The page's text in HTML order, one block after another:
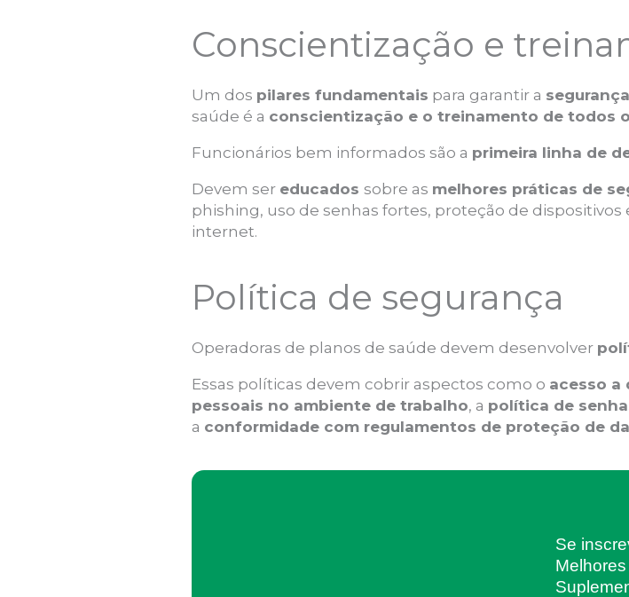
Conscientização e
Um dos pilares fundamentais para garantir a
saúde é a conscientização e o treinamento de todos
Funcionários bem informados são a primeira linha de
Devem ser educadossobre as melhores práticas de
phishing, uso de senhas fortes, proteção de
internet.
Política de segurança
Operadoras de planos de saúde devem desenvolver
Essas políticas devem cobrir aspectos como o acesso a
pessoais no ambiente de trabalho, a política de
a conformidade com regulamentos de proteção de
Se